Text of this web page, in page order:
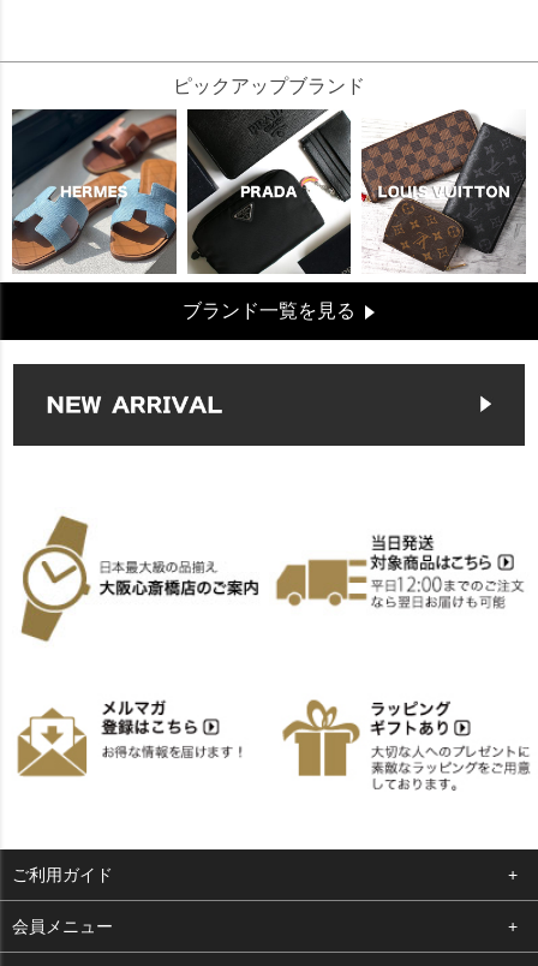
ピックアップブランド
ブランド一覧を見る
ご利用ガイド
よくある質問
会員メニュー